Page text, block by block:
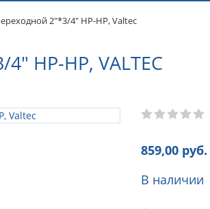
2"*3/4" НР-НР, Valtec
НР-НР, VALTEC
859,00
В наличии